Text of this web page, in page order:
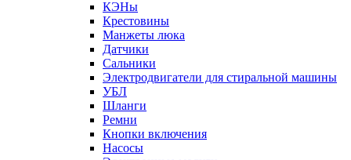
КЭНы
Крестовины
Манжеты люка
Датчики
Сальники
Электродвигатели для стиральной машины
УБЛ
Шланги
Ремни
Кнопки включения
Насосы